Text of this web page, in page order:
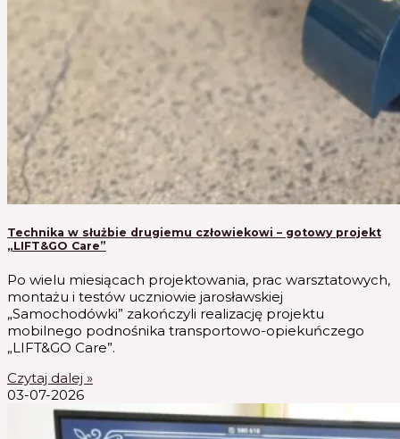
Technika w służbie drugiemu człowiekowi – gotowy projekt
„LIFT&GO Care”
Po wielu miesiącach projektowania, prac warsztatowych,
montażu i testów uczniowie jarosławskiej
„Samochodówki” zakończyli realizację projektu
mobilnego podnośnika transportowo-opiekuńczego
„LIFT&GO Care”.
Czytaj dalej »
03-07-2026